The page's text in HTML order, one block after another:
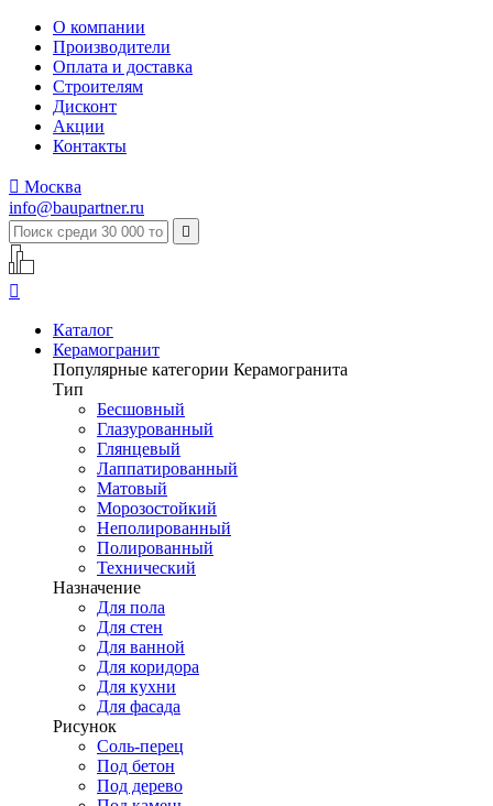
О компании
Производители
Оплата и доставка
Строителям
Дисконт
Акции
Контакты
 Москва
info@baupartner.ru


Каталог
Керамогранит
Популярные категории Керамогранита
Тип
Бесшовный
Глазурованный
Глянцевый
Лаппатированный
Матовый
Морозостойкий
Неполированный
Полированный
Технический
Назначение
Для пола
Для стен
Для ванной
Для коридора
Для кухни
Для фасада
Рисунок
Соль-перец
Под бетон
Под дерево